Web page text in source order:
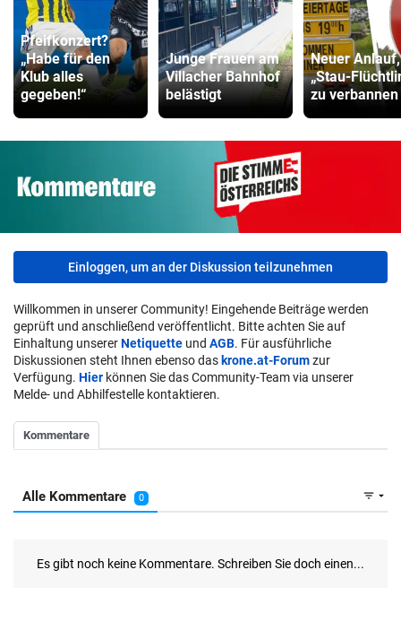
Faszienrolle Vergleich
ZUM VERGLEICH
Hoverboard Vergleich
ZUM VERGLEICH
Pfeifkonzert?
„Habe für den
Klub alles
gegeben!“
Junge Frauen am
Villacher Bahnhof
belästigt
Neuer
„Stau-
zu verbannen
Einloggen, um an der Diskussion teilzunehmen
Willkommen in unserer Community! Eingehende Beiträge werden
geprüft und anschließend veröffentlicht. Bitte achten Sie auf
Einhaltung unsererNetiquette und AGB. Für ausführliche
Diskussionen steht Ihnen ebenso das krone.at-Forumzur
Verfügung. Hier können Sie das Community-Team via unserer
Melde- und Abhilfestelle kontaktieren.